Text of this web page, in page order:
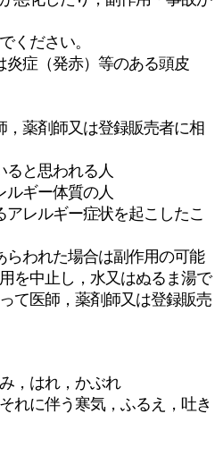
ください。
炎症（発赤）等のある頭皮
薬剤師又は登録販売者に相
ると思われる人
ルギー体質の人
アレルギー症状を起こしたこ
らわれた場合は副作用の可能
を中止し，水又はぬるま湯で
て医師，薬剤師又は登録販売
，はれ，かぶれ
れに伴う寒気，ふるえ，吐き